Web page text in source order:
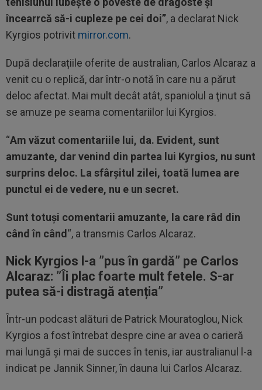
încearrcă să-i cupleze pe cei doi”, a declarat Nick
Kyrgios potrivit mirror.com.
După declarațiile oferite de australian, Carlos Alcaraz a
venit cu o replică, dar într-o notă în care nu a părut
deloc afectat. Mai mult decât atât, spaniolul a ţinut să
se amuze pe seama comentariilor lui Kyrgios.
“Am văzut comentariile lui, da. Evident, sunt
amuzante, dar venind din partea lui Kyrgios, nu sunt
surprins deloc. La sfârşitul zilei, toată lumea are
punctul ei de vedere, nu e un secret.
Sunt totuşi comentarii amuzante, la care râd din
când în când“, a transmis Carlos Alcaraz.
Nick Kyrgios l-a ”pus în gardă” pe Carlos
Alcaraz: ”Îi plac foarte mult fetele. S-ar
putea să-i distragă atenția”
Într-un podcast alături de Patrick Mouratoglou, Nick
Kyrgios a fost întrebat despre cine ar avea o carieră
mai lungă și mai de succes în tenis, iar australianul l-a
indicat pe Jannik Sinner, în dauna lui Carlos Alcaraz.